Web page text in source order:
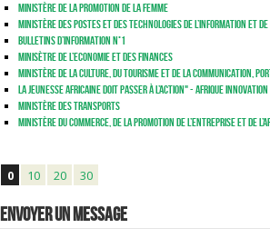
Ministère de la Promotion de la Femme
Ministère des Postes et des Technologies de l’Information et de
Bulletins d’Information N°1
Minisètre de l’Economie et des Finances
Ministère de la Culture, du Tourisme et de la Communication,
La jeunesse africaine doit passer à l’action" - AFRIQUE INNOVATION
Ministère des Transports
Ministère du Commerce, de la Promotion de l’Entreprise et de
0 10 20 30
Envoyer un message